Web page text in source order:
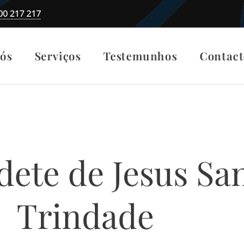
217 217
Serviços Testemunhos
de Jesus
Trindade